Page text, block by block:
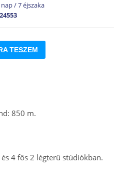
/ 7 éjszaka
TESZEM
850 m.
4 fős 2 légterű stúdiókban.